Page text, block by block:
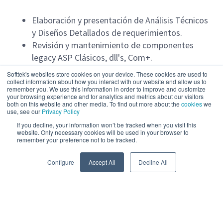
Softtek's websites store cookies on your device. These cookies are used to
collect information about how you interact with our website and allow us to
remember you. We use this information in order to improve and customize
your browsing experience and for analytics and metrics about our visitors
both on this website and other media. To find out more about the cookieswe
use, see our Privacy Policy
If you decline, your information won’t be tracked when you visit this
website. Only necessary cookies will be used in your browser to
remember your preference not to be tracked.
Configure Accept All Decline All
Elaboración y presentación de Análisis Técnicos
y Diseños Detallados de requerimientos.
Revisión y mantenimiento de componentes
legacy ASP Clásicos, dll's, Com+.
Realizar pruebas unitarias y documentarlas.
Configuraciones sobre IIS en ambientes previos.
Requisitos Técnicos:
Experiencia en ASP.NET Core (Razor Pages).
Manejo de PageModel.
Binding de datos (Model Binding).
Manejo de layouts y partials.